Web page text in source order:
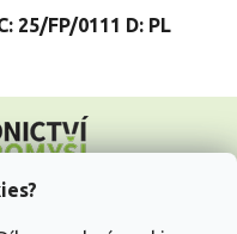
25/FP/0111 D: PL